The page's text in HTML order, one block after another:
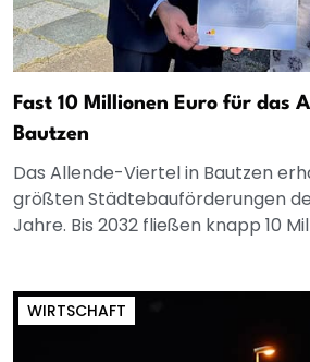
Fast 10 Millionen Euro für das
Bautzen
Das Allende-Viertel in Bautzen
größten Städtebauförderungen
Jahre. Bis 2032 fließen knapp 10
WIRTSCHAFT